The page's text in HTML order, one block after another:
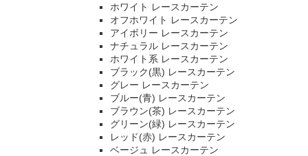
ホワイト レースカーテン
オフホワイト レースカーテン
アイボリー レースカーテン
ナチュラル レースカーテン
ホワイト系 レースカーテン
ブラック(黒) レースカーテン
グレー レースカーテン
ブルー(青) レースカーテン
ブラウン(茶) レースカーテン
グリーン(緑) レースカーテン
レッド(赤) レースカーテン
ベージュ レースカーテン